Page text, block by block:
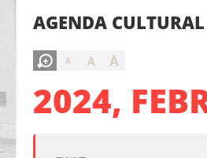
AGENDA CULTURAL
A A A
2024,